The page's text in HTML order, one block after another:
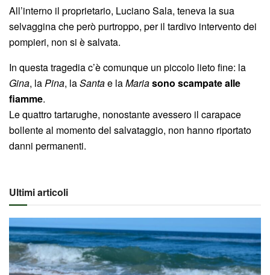
All’interno il proprietario, Luciano Sala, teneva la sua
selvaggina che però purtroppo, per il tardivo intervento dei
pompieri, non si è salvata.
In questa tragedia c’è comunque un piccolo lieto fine: la
Gina, laPina, laSantae laMariasono scampate alle
fiamme.
Le quattro tartarughe, nonostante avessero il carapace
bollente al momento del salvataggio, non hanno riportato
danni permanenti.
Ultimi articoli